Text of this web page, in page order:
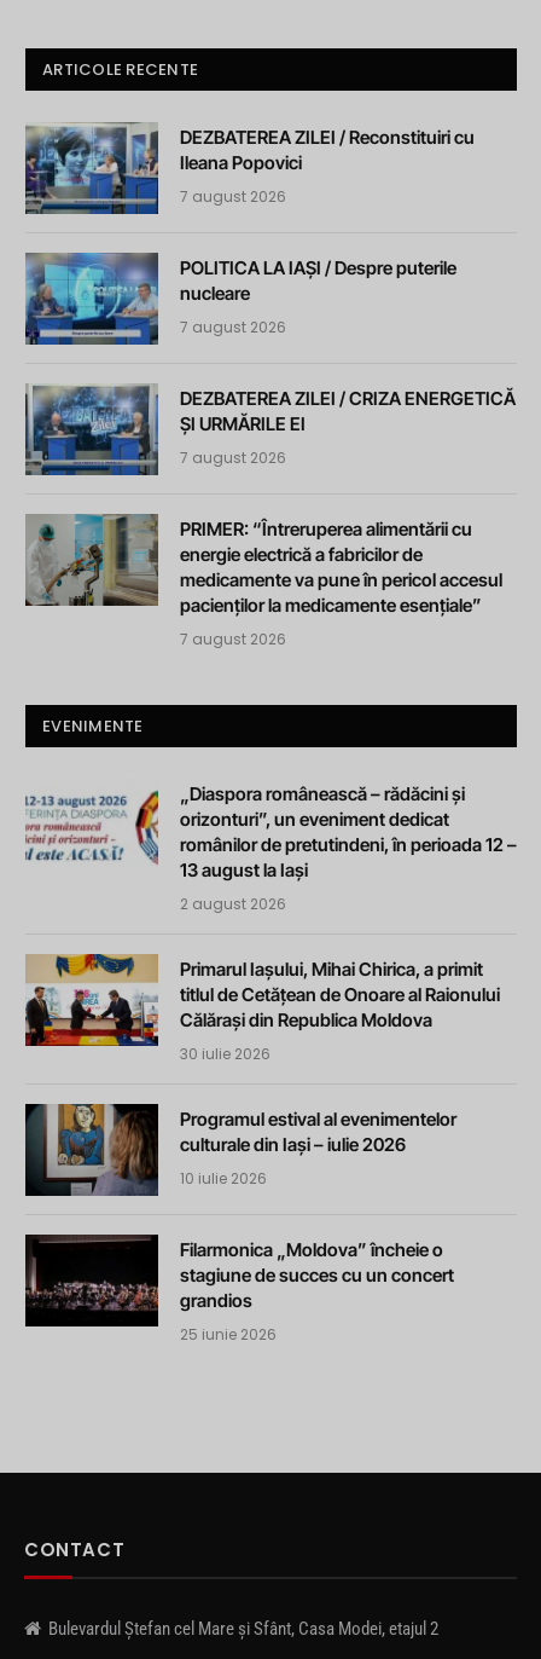
ARTICOLE RECENTE
DEZBATEREA ZILEI / Reconstituiri cu
Ileana Popovici
7 august 2026
POLITICA LA IAȘI / Despre puterile
nucleare
7 august 2026
DEZBATEREA ZILEI / CRIZA ENERGETICĂ
ȘI URMĂRILE EI
7 august 2026
PRIMER: “Întreruperea alimentării cu
energie electrică a fabricilor de
medicamente va pune în pericol accesul
pacienților la medicamente esențiale”
7 august 2026
EVENIMENTE
„Diaspora românească – rădăcini și
orizonturi”, un eveniment dedicat
românilor de pretutindeni, în perioada 12 –
13 august la Iași
2 august 2026
Primarul Iașului, Mihai Chirica, a primit
titlul de Cetățean de Onoare al Raionului
Călărași din Republica Moldova
30 iulie 2026
Programul estival al evenimentelor
culturale din Iași – iulie 2026
10 iulie 2026
Filarmonica „Moldova” încheie o
stagiune de succes cu un concert
grandios
25 iunie 2026
CONTACT
Bulevardul Ștefan cel Mare și Sfânt, Casa Modei, etajul 2